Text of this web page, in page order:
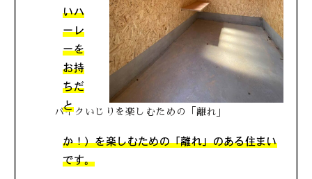
バイクいじりを楽しむための「離れ」
いハ
ーレ
ーを
お持
ちだ
と
か！）を楽しむための「離れ」のある住まい
です。